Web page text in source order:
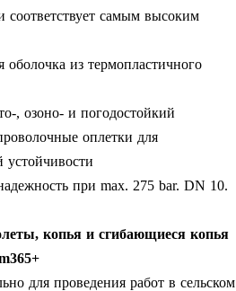
соответствует самым высоким
оболочка из термопластичного
, озоно- и погодостойкий
оплетки для
устойчивости
при max. 275 bar. DN 10.
копья и сгибающиеся копья
для проведения работ в сельском